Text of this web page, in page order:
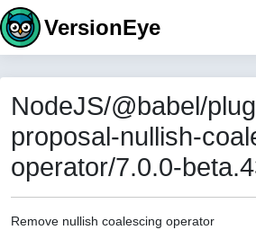
VersionEye
NodeJS/@babel/
proposal-nullish-
operator/7.0.0-
Remove nullish coalescing operator